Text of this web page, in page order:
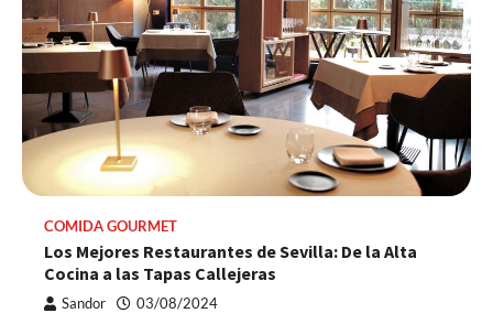
COMIDA GOURMET
Los Mejores Restaurantes de Sevilla: De la Alta
Cocina a las Tapas Callejeras
Sandor 03/08/2024